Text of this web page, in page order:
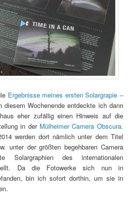
Ergebnisse meines ersten Solargrapie –
diesem Wochenende entdeckte ich dann
eher zufällig einen Hinweis auf die
in der Mülheimer Camera Obscura.
werden dort nämlich unter dem Titel
unter der größten begehbaren Camera
Solargraphien des internationalen
Da die Fotowerke sich nun in
bin ich sofort dorthin, um sie in